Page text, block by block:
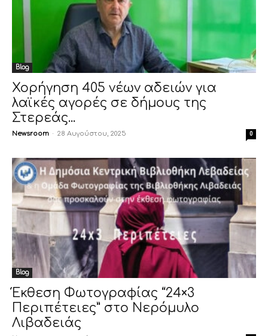
Blog
Χορήγηση 405 νέων αδειών για
λαϊκές αγορές σε δήμους της
Στερεάς...
Newsroom - 28 Αυγούστου, 2025 0
Blog
Έκθεση Φωτογραφίας “24×3
Περιπέτειες” στο Νερόμυλο
Λιβαδειάς